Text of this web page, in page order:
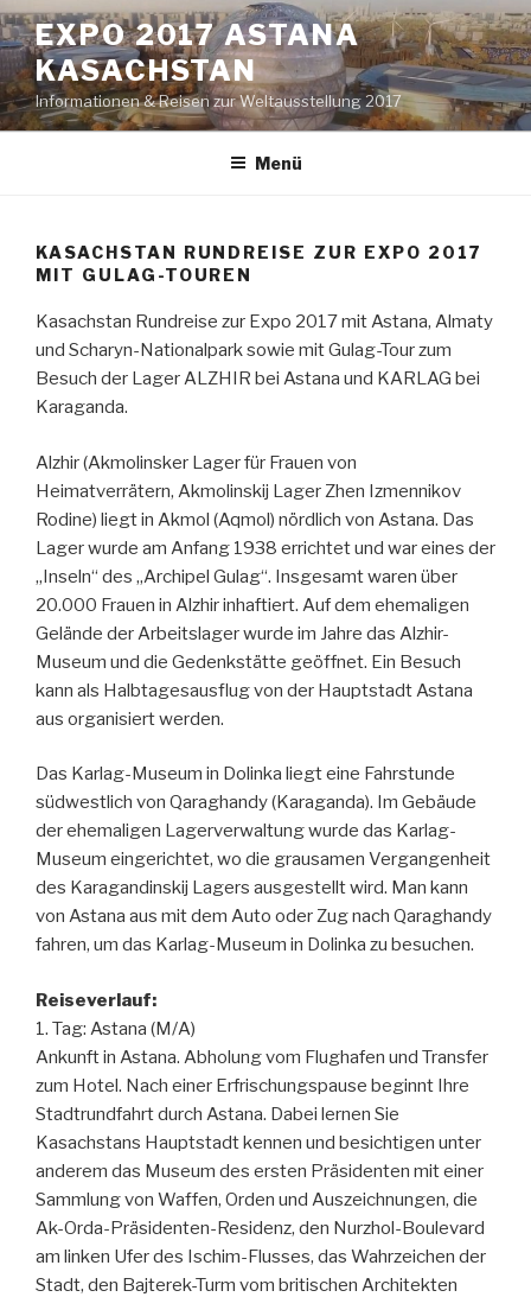
Zum
Inhalt
springen
EXPO 2017 ASTANA
KASACHSTAN
Informationen & Reisen zur Weltausstellung 2017
Menü
KASACHSTAN RUNDREISE ZUR EXPO 2017
MIT GULAG-TOUREN
Kasachstan Rundreise zur Expo 2017 mit Astana, Almaty
und Scharyn-Nationalpark sowie mit Gulag-Tour zum
Besuch der Lager ALZHIR bei Astana und KARLAG bei
Karaganda.
Alzhir (Akmolinsker Lager für Frauen von
Heimatverrätern, Akmolinskij Lager Zhen Izmennikov
Rodine) liegt in Akmol (Aqmol) nördlich von Astana. Das
Lager wurde am Anfang 1938 errichtet und war eines der
„Inseln“ des „Archipel Gulag“. Insgesamt waren über
20.000 Frauen in Alzhir inhaftiert. Auf dem ehemaligen
Gelände der Arbeitslager wurde im Jahre das Alzhir-
Museum und die Gedenkstätte geöffnet. Ein Besuch
kann als Halbtagesausflug von der Hauptstadt Astana
aus organisiert werden.
Das Karlag-Museum in Dolinka liegt eine Fahrstunde
südwestlich von Qaraghandy (Karaganda). Im Gebäude
der ehemaligen Lagerverwaltung wurde das Karlag-
Museum eingerichtet, wo die grausamen Vergangenheit
des Karagandinskij Lagers ausgestellt wird. Man kann
von Astana aus mit dem Auto oder Zug nach Qaraghandy
fahren, um das Karlag-Museum in Dolinka zu besuchen.
Reiseverlauf:
1. Tag: Astana (M/A)
Ankunft in Astana. Abholung vom Flughafen und Transfer
zum Hotel. Nach einer Erfrischungspause beginnt Ihre
Stadtrundfahrt durch Astana. Dabei lernen Sie
Kasachstans Hauptstadt kennen und besichtigen unter
anderem das Museum des ersten Präsidenten mit einer
Sammlung von Waffen, Orden und Auszeichnungen, die
Ak-Orda-Präsidenten-Residenz, den Nurzhol-Boulevard
am linken Ufer des Ischim-Flusses, das Wahrzeichen der
Stadt, den Bajterek-Turm vom britischen Architekten